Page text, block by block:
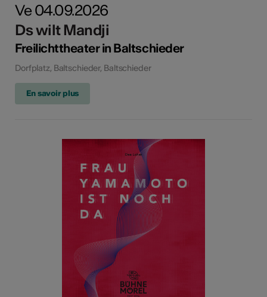
Ve 04.09.2026
Ds wilt Mandji
Freilichttheater in Baltschieder
Dorfplatz, Baltschieder, Baltschieder
En savoir plus